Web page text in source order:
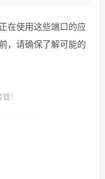
在使用这些端口的应
，请确保了解可能的
！